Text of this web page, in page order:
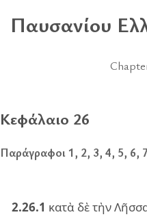
Παυσανίου
Κεφάλαιο 26
Παράγραφοι 1, 2, 3, 4, 5, 6,
2.26.1 κατὰ δὲ τὴν